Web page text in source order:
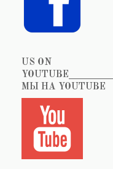
US ON
МЫ НА YOUTUBE